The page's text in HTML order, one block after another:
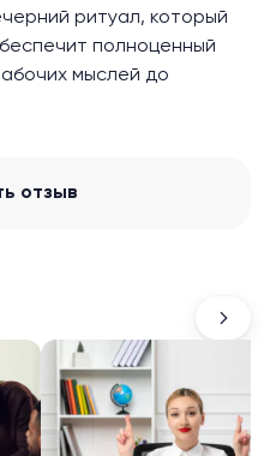
ритуал, который
полноценный
мыслей до
отзыв